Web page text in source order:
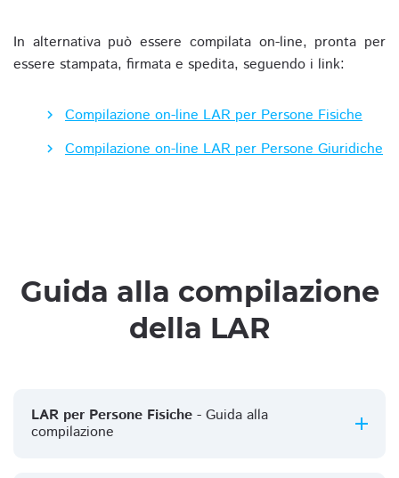
In alternativa può essere compilata on-line, pronta per
essere stampata, firmata e spedita, seguendo i link:
Compilazione on-line LAR per Persone Fisiche
Compilazione on-line LAR per Persone Giuridiche
Guida alla compilazione
della LAR
LAR per Persone Fisiche - Guida alla
compilazione